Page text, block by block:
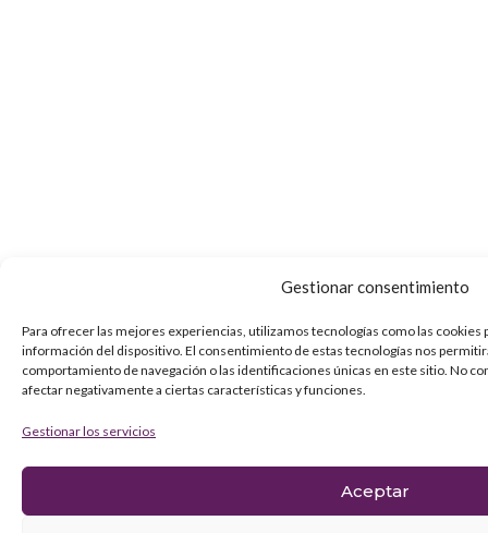
Gestionar consentimiento
Para ofrecer las mejores experiencias, utilizamos tecnologías como las cookies
información del dispositivo. El consentimiento de estas tecnologías nos
comportamiento de navegación o las identificaciones únicas en este sitio. No
afectar negativamente a ciertas características y funciones.
Gestionar los servicios
Aceptar